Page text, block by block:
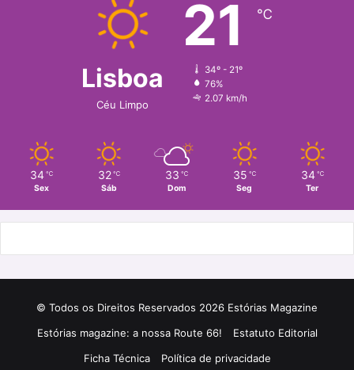
Lisboa
Céu Limpo
21 ℃
34º - 21º
76%
2.07 km/h
34 ℃
Sex
32 ℃
Sáb
33 ℃
Dom
35 ℃
Seg
34 ℃
Ter
© Todos os Direitos Reservados 2026 Estórias Magazine
Estórias magazine: a nossa Route 66!
Estatuto Editorial
Ficha Técnica
Política de privacidade